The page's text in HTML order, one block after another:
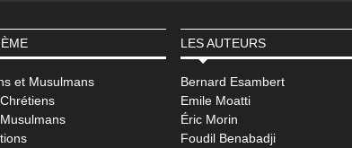
et Musulmans
LES AUTEURS
Bernard Esambert
Emile Moatti
Éric Morin
Foudil Benabadji